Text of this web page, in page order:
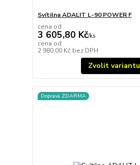
Svítilna ADALIT L-90 POWER F
cena od
3 605,80 Kč/ks
cena od
2 980,00 Kč bez DPH
Zvolit variantu
Doprava ZDARMA